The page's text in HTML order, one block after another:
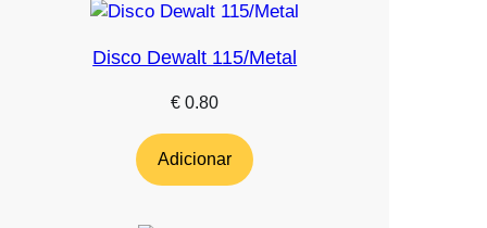
Disco Dewalt 115/Metal
€ 0.80
Adicionar